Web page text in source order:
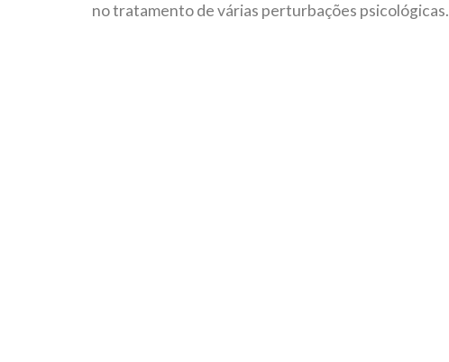
no tratamento de várias perturbações psicológicas.